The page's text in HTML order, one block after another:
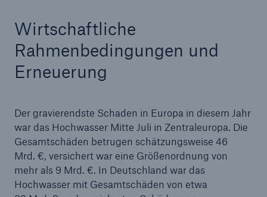
Wirtschaftliche
Rahmenbedingungen und
Erneuerung
Der gravierendste Schaden in Europa in diesem Jahr
war das Hochwasser Mitte Juli in Zentraleuropa. Die
Gesamtschäden betrugen schätzungsweise 46
Mrd. €, versichert war eine Größenordnung von
mehr als 9 Mrd. €. In Deutschland war das
Hochwasser mit Gesamtschäden von etwa
Fakten
CLARA reduziert die Wartezeit bis zur
Leistungsentscheidung in der BU-
Versicherung bis zu